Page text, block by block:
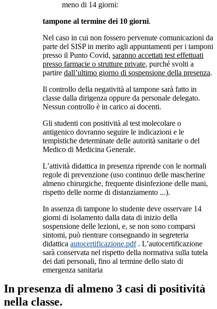
meno di 14 giorni:
tampone al termine dei 10 giorni.
Nel caso in cui non fossero pervenute comunicazioni da
parte del SISP in merito agli appuntamenti per i tamponi
presso il Punto Covid, saranno accettati test effettuati
presso farmacie o strutture private, purché svolti a
partire dall’ultimo giorno di sospensione della presenza.
Il controllo della negatività al tampone sarà fatto in
classe dalla dirigenza oppure da personale delegato.
Nessun controllo è in carico ai docenti.
Gli studenti con positività al test molecolare o
antigenico dovranno seguire le indicazioni e le
tempistiche determinate delle autorità sanitarie o del
Medico di Medicina Generale.
L’attività didattica in presenza riprende con le normali
regole di prevenzione (uso continuo delle mascherine
almeno chirurgiche, frequente disinfezione delle mani,
rispetto delle norme di distanziamento ...).
In assenza di tampone lo studente deve osservare 14
giorni di isolamento dalla data di inizio della
sospensione delle lezioni, e, se non sono comparsi
sintomi, può rientrare consegnando in segreteria
didattica autocertificazione.pdf. L’autocertificazione
sarà conservata nel rispetto della normativa sulla tutela
dei dati personali, fino al termine dello stato di
emergenza sanitaria
In presenza di almeno 3 casi di positività
nella classe.